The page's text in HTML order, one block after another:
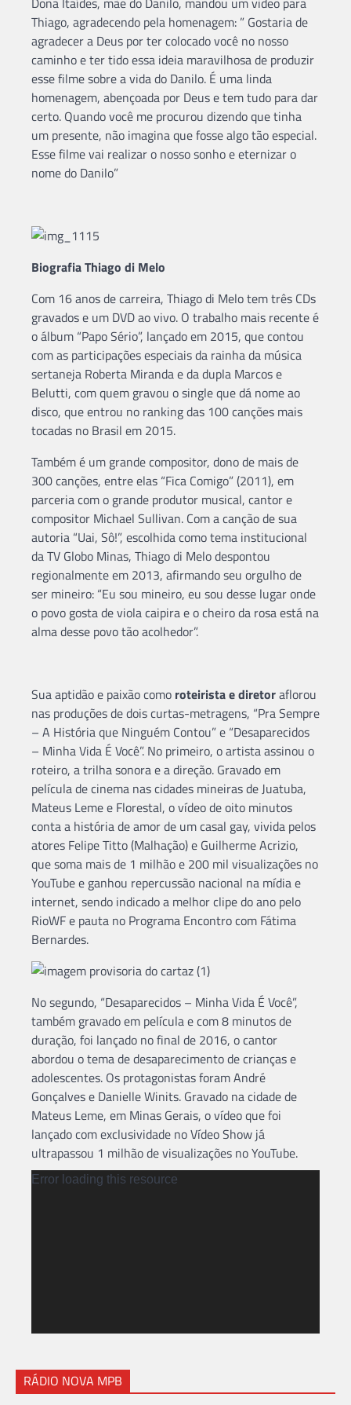
Thiago, agradecendo pela homenagem: ” Gostaria de
agradecer a Deus por ter colocado você no nosso
caminho e ter tido essa ideia maravilhosa de produzir
esse filme sobre a vida do Danilo. É uma linda
homenagem, abençoada por Deus e tem tudo para dar
certo. Quando você me procurou dizendo que tinha
um presente, não imagina que fosse algo tão especial.
Esse filme vai realizar o nosso sonho e eternizar o
nome do Danilo”
Biografia Thiago di Melo
Com 16 anos de carreira, Thiago di Melo tem três CDs
gravados e um DVD ao vivo. O trabalho mais recente é
o álbum “Papo Sério”, lançado em 2015, que contou
com as participações especiais da rainha da música
sertaneja Roberta Miranda e da dupla Marcos e
Belutti, com quem gravou o single que dá nome ao
disco, que entrou no ranking das 100 canções mais
tocadas no Brasil em 2015.
Também é um grande compositor, dono de mais de
300 canções, entre elas “Fica Comigo” (2011), em
parceria com o grande produtor musical, cantor e
compositor Michael Sullivan. Com a canção de sua
autoria “Uai, Sô!”, escolhida como tema institucional
da TV Globo Minas, Thiago di Melo despontou
regionalmente em 2013, afirmando seu orgulho de
ser mineiro: “Eu sou mineiro, eu sou desse lugar onde
o povo gosta de viola caipira e o cheiro da rosa está na
alma desse povo tão acolhedor”.
Sua aptidão e paixão como roteirista e diretoraflorou
nas produções de dois curtas-metragens, “Pra Sempre
– A História que Ninguém Contou” e “Desaparecidos
– Minha Vida É Você”. No primeiro, o artista assinou o
roteiro, a trilha sonora e a direção. Gravado em
película de cinema nas cidades mineiras de Juatuba,
Mateus Leme e Florestal, o vídeo de oito minutos
conta a história de amor de um casal gay, vivida pelos
atores Felipe Titto (Malhação) e Guilherme Acrizio,
que soma mais de 1 milhão e 200 mil visualizações no
YouTube e ganhou repercussão nacional na mídia e
internet, sendo indicado a melhor clipe do ano pelo
RioWF e pauta no Programa Encontro com Fátima
Bernardes.
No segundo, “Desaparecidos – Minha Vida É Você”,
também gravado em película e com 8 minutos de
duração, foi lançado no final de 2016, o cantor
abordou o tema de desaparecimento de crianças e
adolescentes. Os protagonistas foram André
Gonçalves e Danielle Winits. Gravado na cidade de
Mateus Leme, em Minas Gerais, o vídeo que foi
lançado com exclusividade no Vídeo Show já
ultrapassou 1 milhão de visualizações no YouTube.
Tocador
Error loading this resource
RÁDIO NOVA MPB